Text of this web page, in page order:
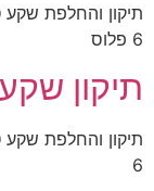
תיקון והחלפת שקע
6 פלוס
תיקון שקע
תיקון והחלפת שקע
6